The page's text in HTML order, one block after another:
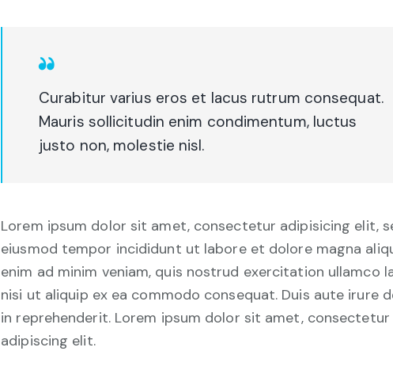
Curabitur varius eros et lacus rutrum consequat.
Mauris sollicitudin enim condimentum, luctus
justo non, molestie nisl.
Lorem ipsum dolor sit amet, consectetur adipisicing elit,
eiusmod tempor incididunt ut labore et dolore magna
enim ad minim veniam, quis nostrud exercitation ullamco
nisi ut aliquip ex ea commodo consequat. Duis aute irure
in reprehenderit. Lorem ipsum dolor sit amet, consectetur
adipiscing elit.